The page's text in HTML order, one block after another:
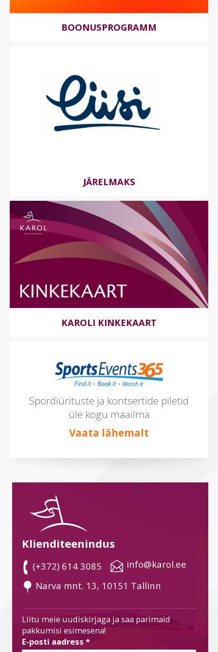
BOONUSPROGRAMM
JÄRELMAKS
KAROLI KINKEKAART
Spordiürituste ja kontsertide piletid
üle kogu maailma
Vaata lähemalt
Klienditeenindus
(+372) 614 3085
info@karol.ee
Narva mnt. 13, 10151 Tallinn
Liitu meie uudiskirjaga ja saa parimaid
pakkumisi esimesena!
E-posti aadress *